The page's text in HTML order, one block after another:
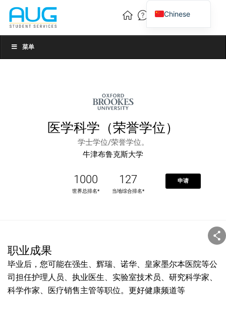
菜单
医学科学（荣誉学位）
学士学位/荣誉学位。
牛津布鲁克斯大学
1000
世界总排名*
127
当地综合排名*
申请
职业成果
毕业后，您可能在强生、辉瑞、诺华、皇家墨尔本医院等公
司担任护理人员、执业医生、实验室技术员、研究科学家、
科学作家、医疗销售主管等职位。更好健康频道等
Chinese